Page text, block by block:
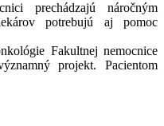
prechádzajú náročným
potrebujú aj pomoc
Fakultnej nemocnice
projekt. Pacientom